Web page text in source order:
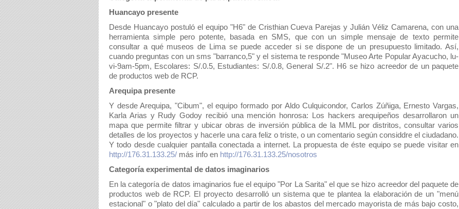
Huancayo presente
Desde Huancayo postuló el equipo "H6" de Cristhian Cueva Parejas y Julián Véliz Camarena, con una
herramienta simple pero potente, basada en SMS, que con un simple mensaje de texto permite
consultar a qué museos de Lima se puede acceder si se dispone de un presupuesto limitado. Así,
cuando preguntas con un sms "barranco,5" y el sistema te responde "Museo Arte Popular Ayacucho, lu-
vi-9am-5pm, Escolares: S/.0.5, Estudiantes: S/.0.8, General S/.2". H6 se hizo acreedor de un paquete
de productos web de RCP.
Arequipa presente
Y desde Arequipa, "Cibum", el equipo formado por Aldo Culquicondor, Carlos Zúñiga, Ernesto Vargas,
Karla Arias y Rudy Godoy recibió una mención honrosa: Los hackers arequipeños desarrollaron un
mapa que permite filtrar y ubicar obras de inversión pública de la MML por distritos, consultar varios
detalles de los proyectos y hacerle una cara feliz o triste, o un comentario según considdre el ciudadano.
http://176.31.133.25/ más info en http://176.31.133.25/nosotros
Categoría experimental de datos imaginarios
En la categoría de datos imaginarios fue el equipo "Por La Sarita" el que se hizo acreedor del paquete de
productos web de RCP. El proyecto desarrolló un sistema que te plantea la elaboración de un "menú
estacional" o "plato del día" calculado a partir de los abastos del mercado mayorista de más bajo costo,